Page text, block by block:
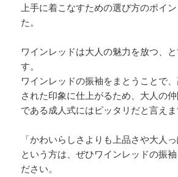
上手に着こなすための選び方のポイ
た。
ワインレッドは大人の魅力を放つ、
す。
ワインレッドの振袖をまとうことで
された印象に仕上がるため、大人の
である成人式にはピッタリだと言えま
「かわいらしさよりも上品さや大人
という方は、ぜひワインレッドの振
ださい。